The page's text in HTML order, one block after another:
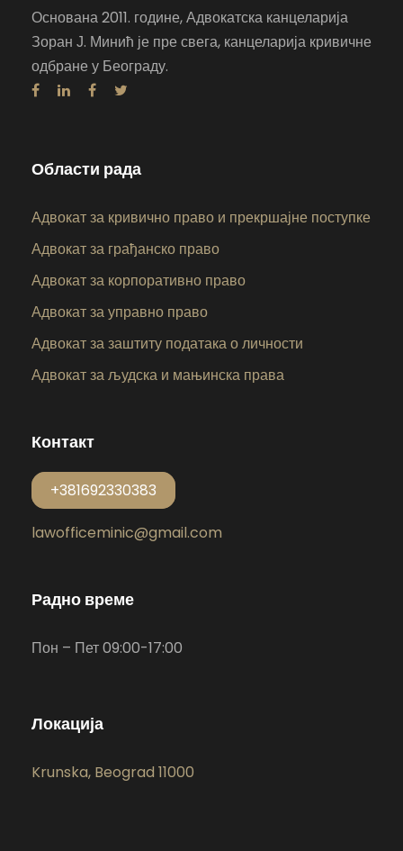
Основана 2011. године, Адвокатска канцеларија
Зоран Ј. Минић је пре свега, канцеларија кривичне
одбране у Београду.
Области рада
Адвокат за кривично право и прекршајне поступке
Адвокат за грађанско право
Адвокат за корпоративно право
Адвокат за управно право
Адвокат за заштиту података о личности
Адвокат за људска и мањинска права
Контакт
+381692330383
lawofficeminic@gmail.com
Радно време
Пон – Пет 09:00-17:00
Локација
Krunska, Beograd 11000